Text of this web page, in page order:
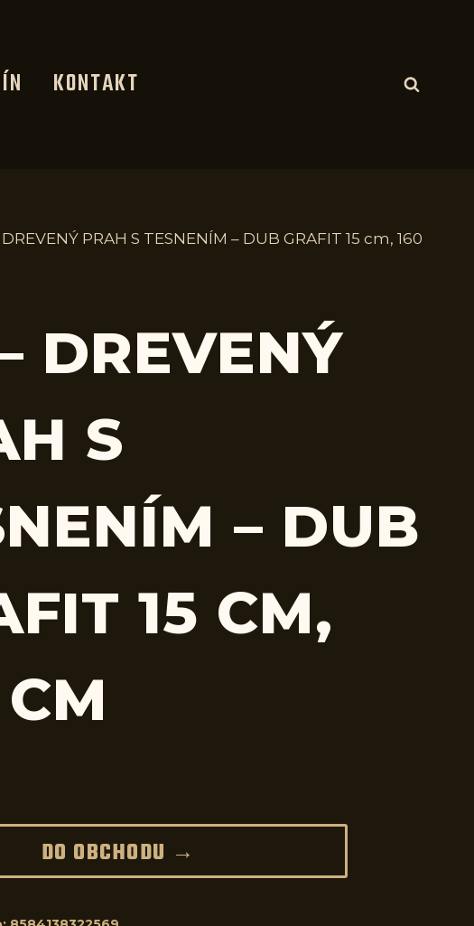
KONTAKT
PRAH S TESNENÍM – DUB GRAFIT 15 cm, 160
DREVENÝ
S
– DUB
15 CM,
DO OBCHODU →